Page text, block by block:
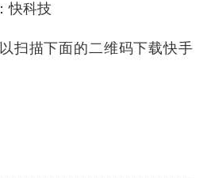
快科技
扫描下面的二维码下载快手